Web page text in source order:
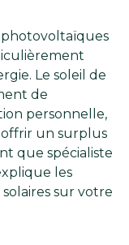
photovoltaïques
Le soleil de
de
personnelle,
offrir un surplus
que spécialiste
les
sur votre